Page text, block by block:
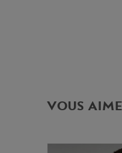
VOUS